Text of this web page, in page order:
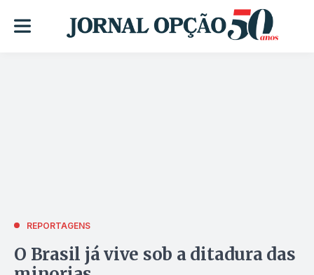
REPORTAGENS
O Brasil já vive sob a ditadura das